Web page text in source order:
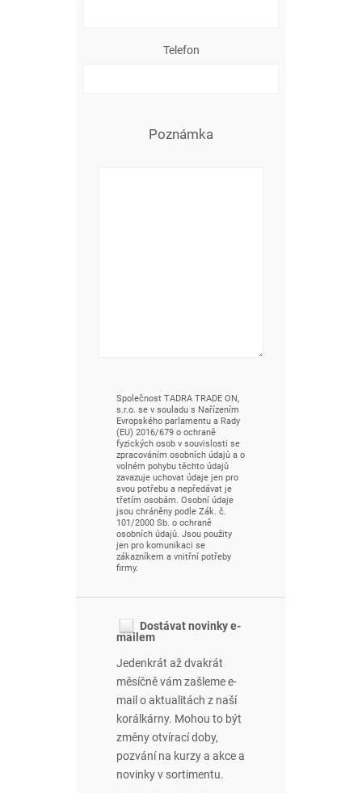
Telefon
Poznámka
Společnost TADRA TRADE ON,
s.r.o. se v souladu s Nařízením
Evropského parlamentu a Rady
(EU) 2016/679 o ochraně
fyzických osob v souvislosti se
zpracováním osobních údajů a o
volném pohybu těchto údajů
zavazuje uchovat údaje jen pro
svou potřebu a nepředávat je
třetím osobám. Osobní údaje
jsou chráněny podle Zák. č.
101/2000 Sb. o ochraně
osobních údajů. Jsou použity
jen pro komunikaci se
zákazníkem a vnitřní potřeby
firmy.
Dostávat novinky e-
mailem
Jedenkrát až dvakrát
měsíčně vám zašleme e-
mail o aktualitách z naší
korálkárny. Mohou to být
změny otvírací doby,
pozvání na kurzy a akce a
novinky v sortimentu.